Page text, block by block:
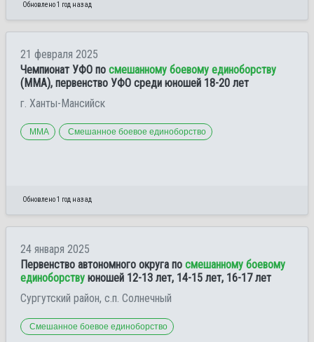
Обновлено 1 год назад
21 февраля 2025
Чемпионат УФО по смешанному боевому единоборству
(ММА), первенство УФО среди юношей 18-20 лет
г. Ханты-Мансийск
ММА Смешанное боевое единоборство
Обновлено 1 год назад
24 января 2025
Первенство автономного округа по смешанному боевому
единоборству юношей 12-13 лет, 14-15 лет, 16-17 лет
Сургутский район, с.п. Солнечный
Смешанное боевое единоборство